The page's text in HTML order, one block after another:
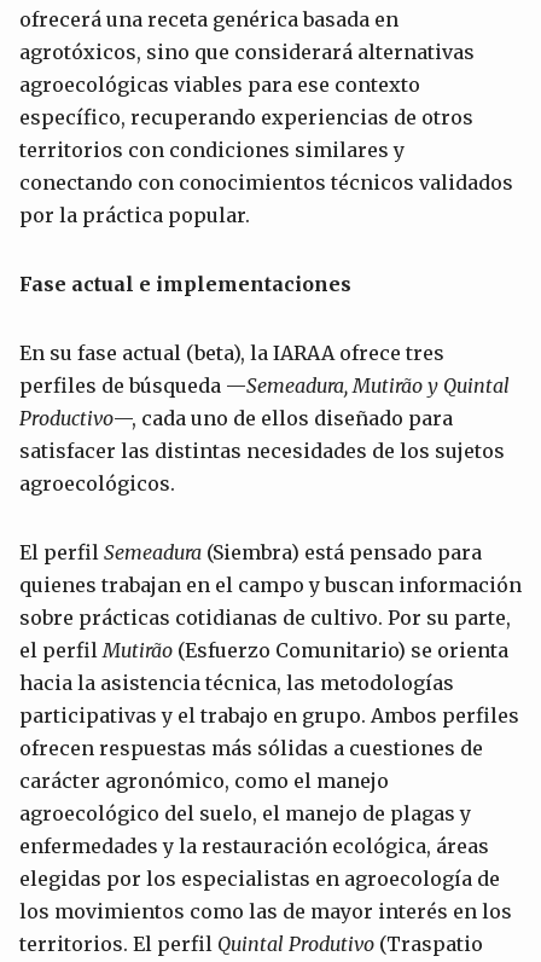
ofrecerá una receta genérica basada en
agrotóxicos, sino que considerará alternativas
agroecológicas viables para ese contexto
específico, recuperando experiencias de otros
territorios con condiciones similares y
conectando con conocimientos técnicos validados
por la práctica popular.
Fase actual e implementaciones
En su fase actual (beta), la IARAA ofrece tres
perfiles de búsqueda —Semeadura, Mutirão y Quintal
Productivo—, cada uno de ellos diseñado para
satisfacer las distintas necesidades de los sujetos
agroecológicos.
El perfil Semeadura (Siembra) está pensado para
quienes trabajan en el campo y buscan información
sobre prácticas cotidianas de cultivo. Por su parte,
el perfil Mutirão (Esfuerzo Comunitario) se orienta
hacia la asistencia técnica, las metodologías
participativas y el trabajo en grupo. Ambos perfiles
ofrecen respuestas más sólidas a cuestiones de
carácter agronómico, como el manejo
agroecológico del suelo, el manejo de plagas y
enfermedades y la restauración ecológica, áreas
elegidas por los especialistas en agroecología de
los movimientos como las de mayor interés en los
territorios. El perfil Quintal Produtivo (Traspatio